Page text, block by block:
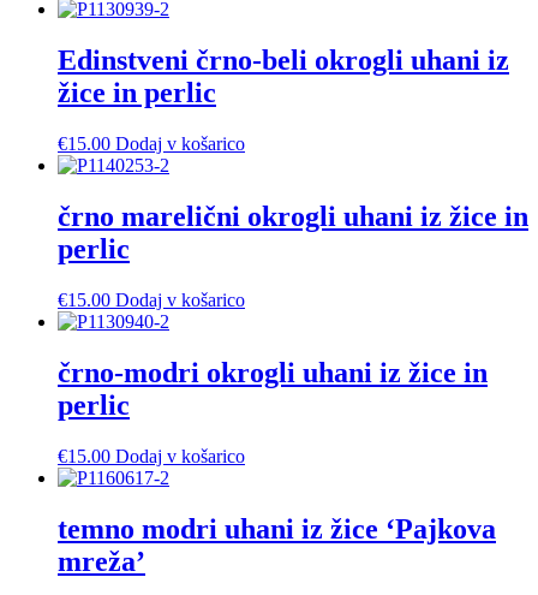
več
različic.
izberete
izdelka
Edinstveni črno-beli okrogli uhani iz
žice in perlic
€15.00 Dodaj v košarico
črno marelični okrogli uhani iz žice in
perlic
€15.00 Dodaj v košarico
črno-modri okrogli uhani iz žice in
perlic
€15.00 Dodaj v košarico
temno modri uhani iz žice ‘Pajkova
mreža’